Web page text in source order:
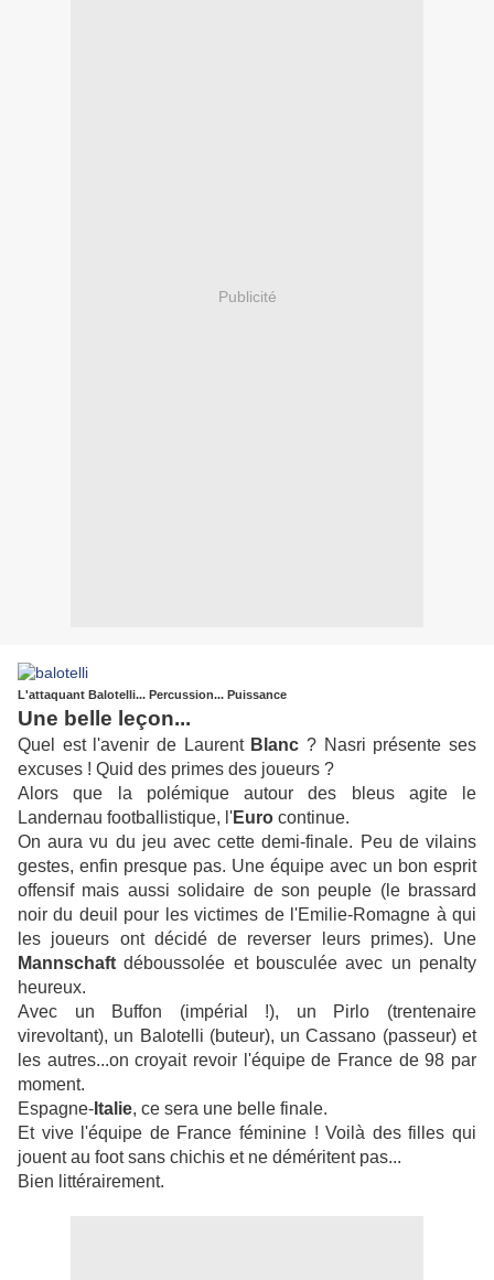
Publicité
L'attaquant Balotelli... Percussion... Puissance
Une belle leçon...
Quel est l'avenir de Laurent Blanc ? Nasri présente ses
excuses ! Quid des primes des joueurs ?
Alors que la polémique autour des bleus agite le
Landernau footballistique, l'Euro continue.
On aura vu du jeu avec cette demi-finale. Peu de vilains
gestes, enfin presque pas. Une équipe avec un bon esprit
offensif mais aussi solidaire de son peuple (le brassard
noir du deuil pour les victimes de l'Emilie-Romagne à qui
les joueurs ont décidé de reverser leurs primes). Une
Mannschaft déboussolée et bousculée avec un penalty
heureux.
Avec un Buffon (impérial !), un Pirlo (trentenaire
virevoltant), un Balotelli (buteur), un Cassano (passeur) et
les autres...on croyait revoir l'équipe de France de 98 par
moment.
Espagne- Italie, ce sera une belle finale.
Et vive l'équipe de France féminine ! Voilà des filles qui
jouent au foot sans chichis et ne déméritent pas...
Bien littérairement.